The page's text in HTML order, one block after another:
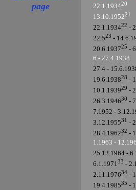
22.1.193420
13.10.195221
22.1.193422 -
22.523 - 14.6
20.6.193725 -
6 - 27.4.1938
27.4 -
19.6.193828 -
10.1.193929 -
26.3.194630 -
7.1952 -
3.12.195531 -
28.4.196232 -
1.1963 -
25.12.1964 -
6.1.197133 -
2.11.197634 -
19.4.198535 -